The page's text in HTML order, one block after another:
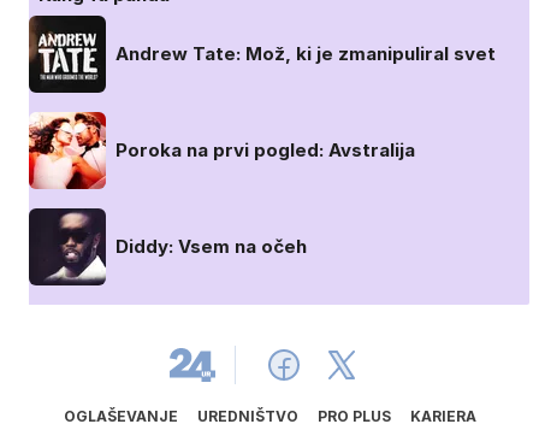
Andrew Tate: Mož, ki je zmanipuliral svet
Poroka na prvi pogled: Avstralija
Diddy: Vsem na očeh
OGLAŠEVANJE UREDNIŠTVO PRO PLUS KARIERA